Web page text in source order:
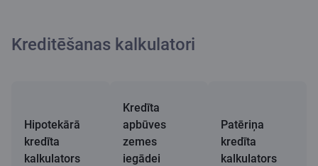
Kreditēšanas kalkulatori
Hipotekārā
kredīta
kalkulators
Kredīta
apbūves
zemes
iegādei
Patēriņa
kredīta
kalkulators